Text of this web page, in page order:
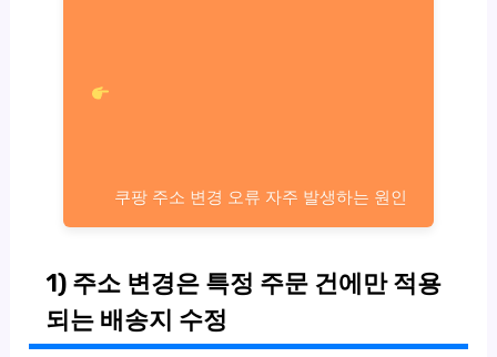
쿠팡 주소 변경 오류 자주 발생하는 원인
1) 주소 변경은 특정 주문 건에만 적용
되는 배송지 수정